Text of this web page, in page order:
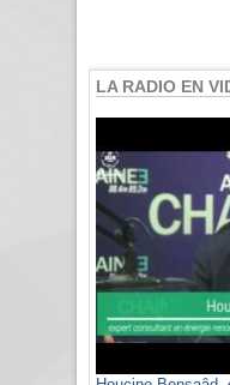
LA RADIO EN